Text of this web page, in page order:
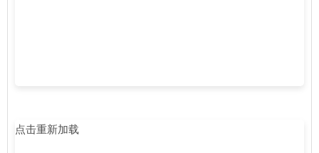
点击重新加载